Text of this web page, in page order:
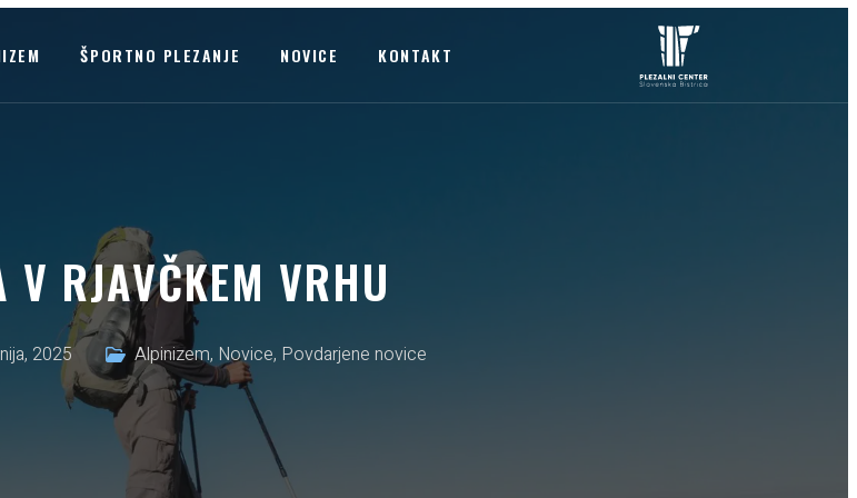
ŠPORTNO PLEZANJE NOVICE KONTAKT
V RJAVČKEM VRHU
2025 Alpinizem, Novice, Povdarjene novice